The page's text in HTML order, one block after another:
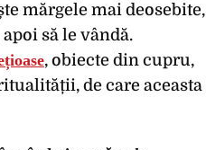
mărgele mai deosebite,
să le vândă.
, obiecte din cupru,
de care aceasta